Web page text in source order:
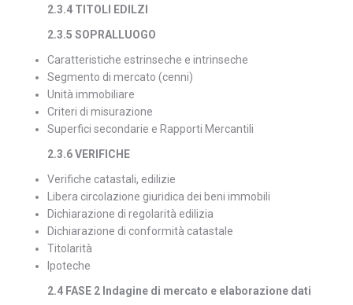
2.3.4 TITOLI EDILZI
2.3.5 SOPRALLUOGO
Caratteristiche estrinseche e intrinseche
Segmento di mercato (cenni)
Unità immobiliare
Criteri di misurazione
Superfici secondarie e Rapporti Mercantili
2.3.6 VERIFICHE
Verifiche catastali, edilizie
Libera circolazione giuridica dei beni immobili
Dichiarazione di regolarità edilizia
Dichiarazione di conformità catastale
Titolarità
Ipoteche
2.4 FASE 2 Indagine di mercato e elaborazione dati